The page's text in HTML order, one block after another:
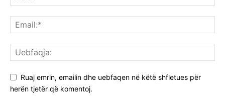
Ruaj emrin, emailin dhe uebfaqen në këtë shfletues për
herën tjetër që komentoj.